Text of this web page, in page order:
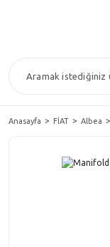
Anasayfa FİAT Albea